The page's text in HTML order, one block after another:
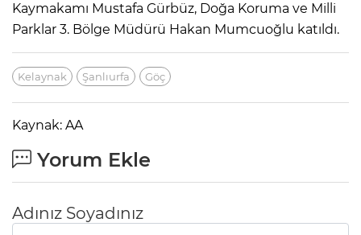
Kaymakamı Mustafa Gürbüz, Doğa Koruma ve Milli
Parklar 3. Bölge Müdürü Hakan Mumcuoğlu katıldı.
Kelaynak Şanlıurfa Göç
Kaynak: AA
Yorum Ekle
Adınız Soyadınız